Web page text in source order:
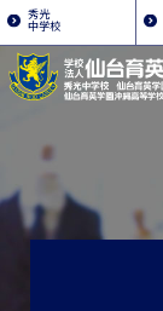
秀光
中学校